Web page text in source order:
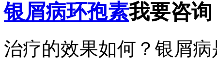
银屑病环孢素我要咨询
治疗的效果如何？银屑